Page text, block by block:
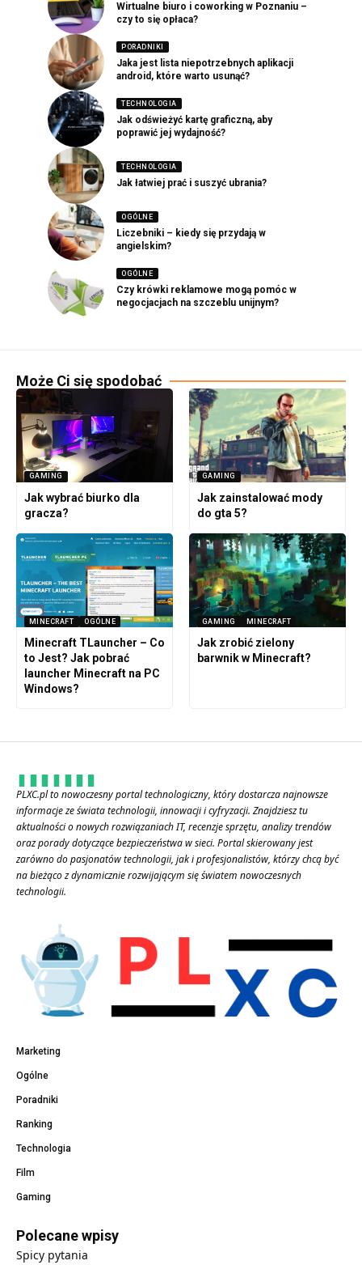
Wirtualne biuro i coworking w Poznaniu –
czy to się opłaca?
PORADNIKI
Jaka jest lista niepotrzebnych aplikacji
android, które warto usunąć?
TECHNOLOGIA
Jak odświeżyć kartę graficzną, aby
poprawić jej wydajność?
TECHNOLOGIA
Jak łatwiej prać i suszyć ubrania?
OGÓLNE
Liczebniki – kiedy się przydają w
angielskim?
OGÓLNE
Czy krówki reklamowe mogą pomóc w
negocjacjach na szczeblu unijnym?
Może Ci się spodobać
GAMING
Jak wybrać biurko dla
gracza?
GAMING
Jak zainstalować mody
do gta 5?
MINECRAFT OGÓLNE
Minecraft TLauncher – Co
to Jest? Jak pobrać
launcher Minecraft na PC
Windows?
GAMING MINECRAFT
Jak zrobić zielony
barwnik w Minecraft?
PLXC.pl to nowoczesny portal technologiczny, który dostarcza najnowsze
informacje ze świata technologii, innowacji i cyfryzacji. Znajdziesz tu
aktualności o nowych rozwiązaniach IT, recenzje sprzętu, analizy trendów
oraz porady dotyczące bezpieczeństwa w sieci. Portal skierowany jest
zarówno do pasjonatów technologii, jak i profesjonalistów, którzy chcą być
na bieżąco z dynamicznie rozwijającym się światem nowoczesnych
technologii.
Marketing
Ogólne
Poradniki
Ranking
Technologia
Film
Gaming
Polecane wpisy
Spicy pytania